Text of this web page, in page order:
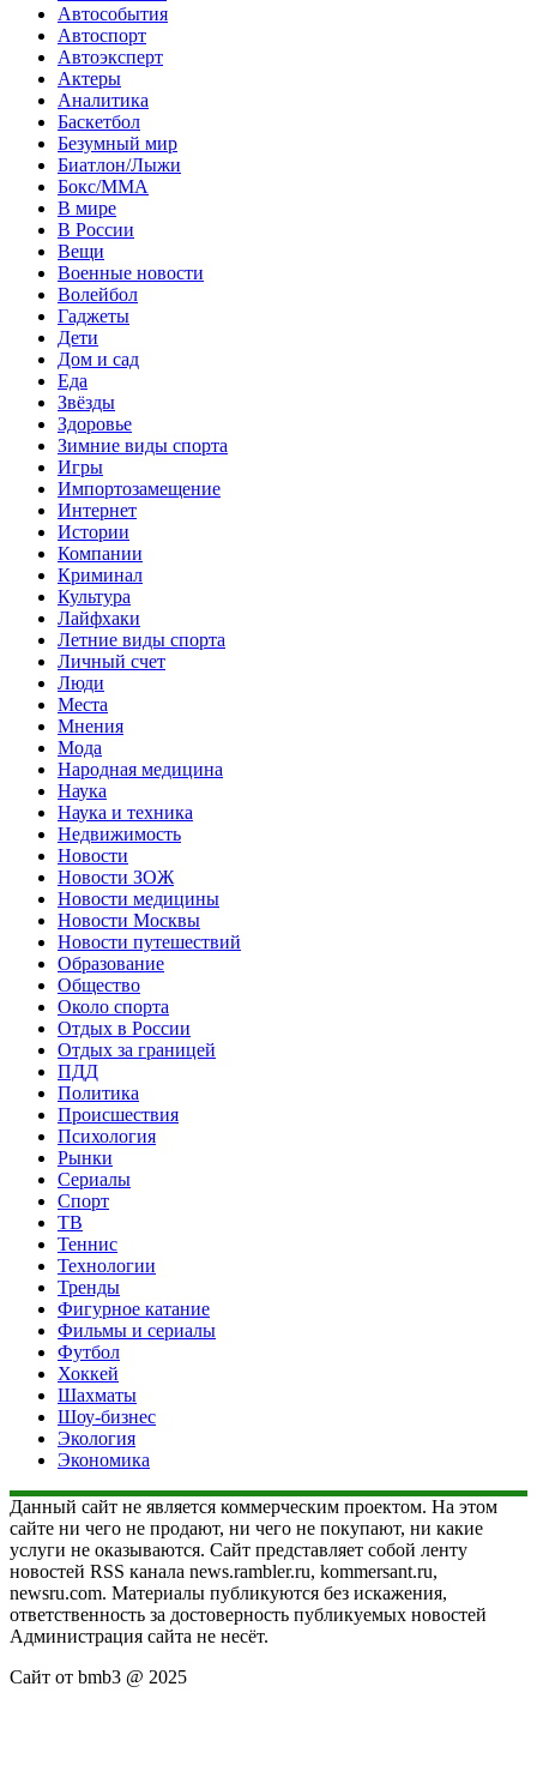
Автособытия
Автоспорт
Автоэксперт
Актеры
Аналитика
Баскетбол
Безумный мир
Биатлон/Лыжи
Бокс/MMA
В мире
В России
Вещи
Военные новости
Волейбол
Гаджеты
Дети
Дом и сад
Еда
Звёзды
Здоровье
Зимние виды спорта
Игры
Импортозамещение
Интернет
Истории
Компании
Криминал
Культура
Лайфхаки
Летние виды спорта
Личный счет
Люди
Места
Мнения
Мода
Народная медицина
Наука
Наука и техника
Недвижимость
Новости
Новости ЗОЖ
Новости медицины
Новости Москвы
Новости путешествий
Образование
Общество
Около спорта
Отдых в России
Отдых за границей
ПДД
Политика
Происшествия
Психология
Рынки
Сериалы
Спорт
ТВ
Теннис
Технологии
Тренды
Фигурное катание
Фильмы и сериалы
Футбол
Хоккей
Шахматы
Шоу-бизнес
Экология
Экономика
Данный сайт не является коммерческим проектом. На этом
сайте ни чего не продают, ни чего не покупают, ни какие
услуги не оказываются. Сайт представляет собой ленту
новостей RSS канала news.rambler.ru, kommersant.ru,
newsru.com. Материалы публикуются без искажения,
ответственность за достоверность публикуемых новостей
Администрация сайта не несёт.
Сайт от bmb3 @ 2025